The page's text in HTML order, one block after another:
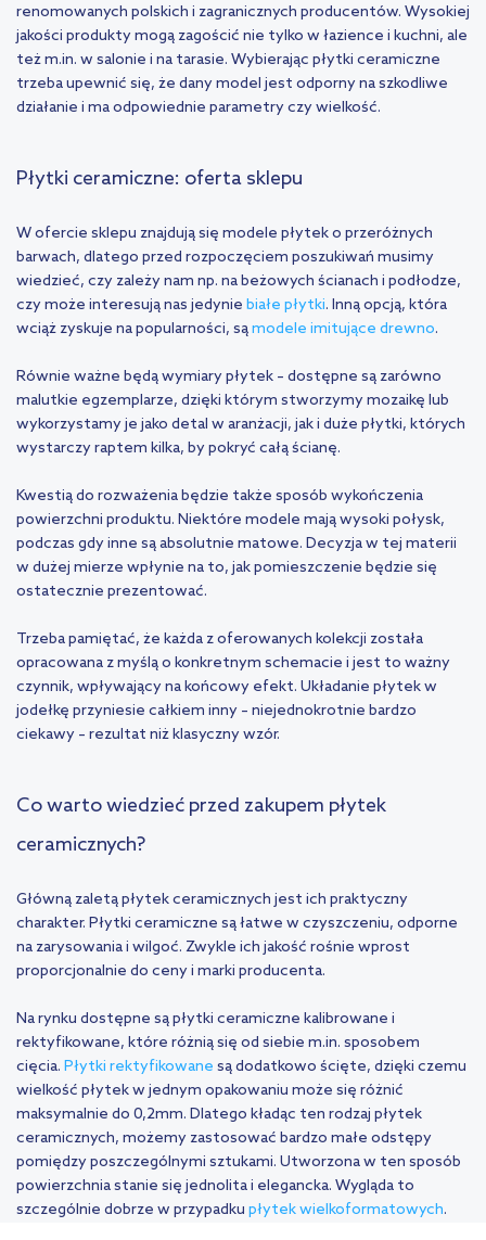
renomowanych polskich i zagranicznych producentów. Wysokiej
jakości produkty mogą zagościć nie tylko w łazience i kuchni, ale
też m.in. w salonie i na tarasie. Wybierając płytki ceramiczne
trzeba upewnić się, że dany model jest odporny na szkodliwe
działanie i ma odpowiednie parametry czy wielkość.
Płytki ceramiczne: oferta sklepu
W ofercie sklepu znajdują się modele płytek o przeróżnych
barwach, dlatego przed rozpoczęciem poszukiwań musimy
wiedzieć, czy zależy nam np. na beżowych ścianach i podłodze,
czy może interesują nas jedynie białe płytki. Inną opcją, która
wciąż zyskuje na popularności, sąmodele imitujące drewno.
Równie ważne będą wymiary płytek – dostępne są zarówno
malutkie egzemplarze, dzięki którym stworzymy mozaikę lub
wykorzystamy je jako detal w aranżacji, jak i duże płytki, których
wystarczy raptem kilka, by pokryć całą ścianę.
Kwestią do rozważenia będzie także sposób wykończenia
powierzchni produktu. Niektóre modele mają wysoki połysk,
podczas gdy inne są absolutnie matowe. Decyzja w tej materii
w dużej mierze wpłynie na to, jak pomieszczenie będzie się
ostatecznie prezentować.
Trzeba pamiętać, że każda z oferowanych kolekcji została
opracowana z myślą o konkretnym schemacie i jest to ważny
czynnik, wpływający na końcowy efekt. Układanie płytek w
jodełkę przyniesie całkiem inny – niejednokrotnie bardzo
ciekawy – rezultat niż klasyczny wzór.
Co warto wiedzieć przed zakupem płytek
ceramicznych?
Główną zaletą płytek ceramicznych jest ich praktyczny
charakter. Płytki ceramiczne są łatwe w czyszczeniu, odporne
na zarysowania i wilgoć. Zwykle ich jakość rośnie wprost
proporcjonalnie do ceny i marki producenta.
Na rynku dostępne są płytki ceramiczne kalibrowane i
rektyfikowane, które różnią się od siebie m.in. sposobem
cięcia. Płytki rektyfikowane są dodatkowo ścięte, dzięki czemu
wielkość płytek w jednym opakowaniu może się różnić
maksymalnie do 0,2mm. Dlatego kładąc ten rodzaj płytek
ceramicznych, możemy zastosować bardzo małe odstępy
pomiędzy poszczególnymi sztukami. Utworzona w ten sposób
powierzchnia stanie się jednolita i elegancka. Wygląda to
szczególnie dobrze w przypadku płytek wielkoformatowych.